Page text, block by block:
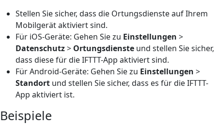
Stellen Sie sicher, dass die Ortungsdienste auf Ihrem
Mobilgerät aktiviert sind.
Für iOS-Geräte: Gehen Sie zu Einstellungen >
Datenschutz> Ortungsdienste und stellen Sie sicher,
dass diese für die IFTTT-App aktiviert sind.
Für Android-Geräte: Gehen Sie zu Einstellungen >
Standort und stellen Sie sicher, dass es für die IFTTT-
App aktiviert ist.
Beispiele